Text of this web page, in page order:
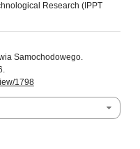
Research (IPPT
Samochodowego.
1798